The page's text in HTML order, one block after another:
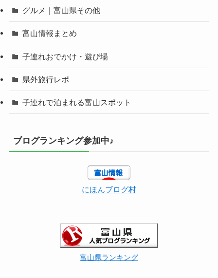
グルメ｜富山県その他
富山情報まとめ
子連れおでかけ・遊び場
県外旅行レポ
子連れで泊まれる富山スポット
ブログランキング参加中♪
にほんブログ村
富山県ランキング